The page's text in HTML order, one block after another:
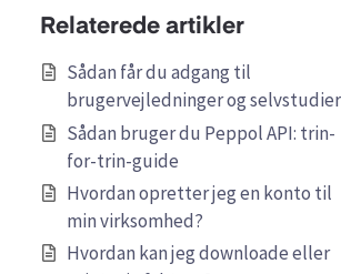
Relaterede artikler
Sådan får du adgang til
brugervejledninger og selvstudier
Sådan bruger du Peppol API: trin-
for-trin-guide
Hvordan opretter jeg en konto til
min virksomhed?
Hvordan kan jeg downloade eller